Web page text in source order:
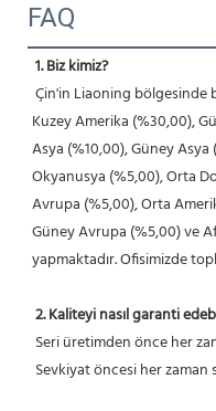
FAQ
1. Biz kimiz?
Kuzey Amerika (%30,00),
Asya (%10,00), Güney
Okyanusya (%5,00), Orta
Avrupa (%5,00), Orta
Güney Avrupa (%5,00) ve
yapmaktadır. Ofisimizde
2. Kaliteyi nasıl garanti
Seri üretimden önce her
Sevkiyat öncesi her zaman